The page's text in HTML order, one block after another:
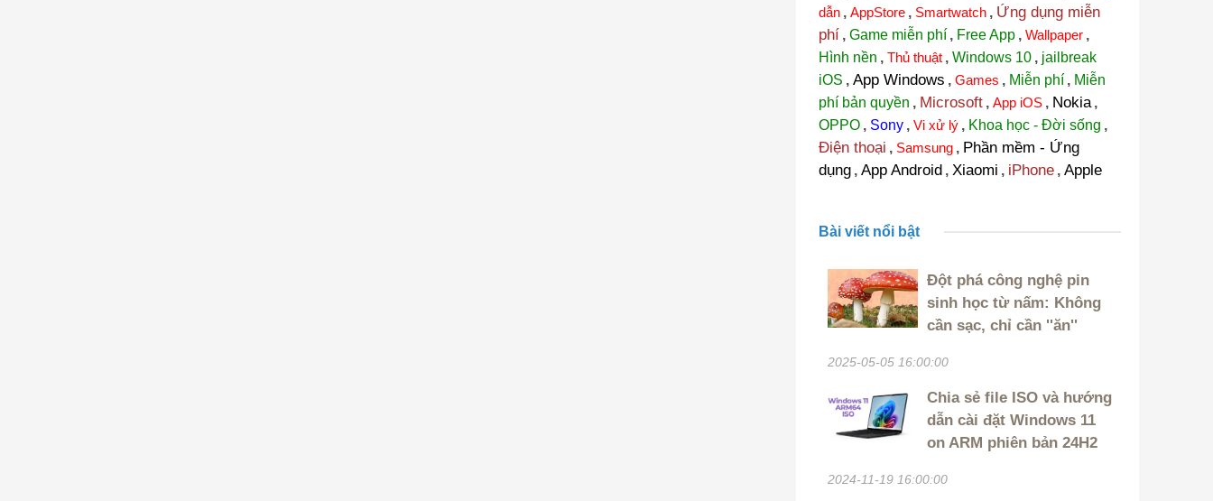
dẫn , AppStore , Smartwatch , Ứng dụng miễn
phí , Game miễn phí , Free App , Wallpaper ,
Hình nền , Thủ thuật , Windows 10 , jailbreak
iOS , App Windows , Games , Miễn phí , Miễn
phí bản quyền , Microsoft , App iOS , Nokia ,
OPPO , Sony , Vi xử lý , Khoa học - Đời sống ,
Điện thoại , Samsung , Phần mềm - Ứng
dụng , App Android , Xiaomi , iPhone , Apple
Bài viết nổi bật
Đột phá công nghệ pin
sinh học từ nấm: Không
cần sạc, chỉ cần ''ăn''
2025-05-05 16:00:00
Chia sẻ file ISO và hướng
dẫn cài đặt Windows 11
on ARM phiên bản 24H2
2024-11-19 16:00:00